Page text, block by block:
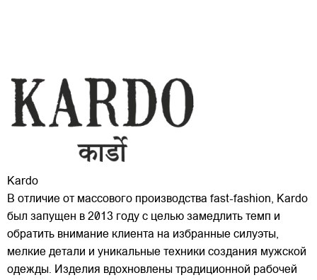
Kardo
В отличие от массового производства fast-fashion, Kardo
был запущен в 2013 году с целью замедлить темп и
обратить внимание клиента на избранные силуэты,
мелкие детали и уникальные техники создания мужской
одежды. Изделия вдохновлены традиционной рабочей